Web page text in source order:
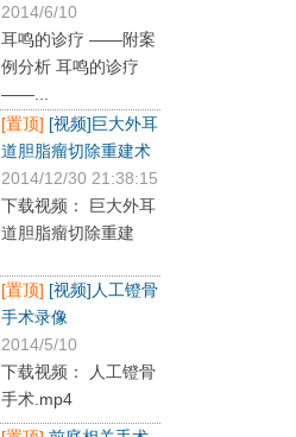
2014/6/10
耳鸣的诊疗 ——附案
例分析 耳鸣的诊疗
——...
[置顶] [视频]巨大外耳
道胆脂瘤切除重建术
2014/12/30 21:38:15
下载视频： 巨大外耳
道胆脂瘤切除重建
[置顶] [视频]人工镫骨
手术录像
2014/5/10
下载视频： 人工镫骨
手术.mp4